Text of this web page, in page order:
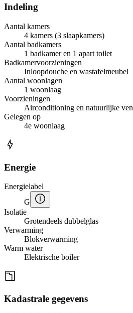
Indeling
Aantal kamers
4 kamers (3 slaapkamers)
Aantal badkamers
1 badkamer en 1 apart toilet
Badkamervoorzieningen
Inloopdouche en wastafelmeubel
Aantal woonlagen
1 woonlaag
Voorzieningen
Airconditioning en natuurlijke
Gelegen op
4e woonlaag
Energie
Energielabel
G
Isolatie
Grotendeels dubbelglas
Verwarming
Blokverwarming
Warm water
Elektrische boiler
Kadastrale gegevens